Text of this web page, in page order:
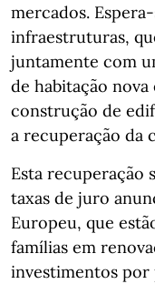
mercados.
infraestruturas,
juntamente com
de habitação
construção de
a recuperação da
Esta recuperação
taxas de juro
Europeu, que
famílias em
investimentos por